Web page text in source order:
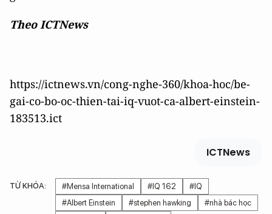
Theo ICTNews
https://ictnews.vn/cong-nghe-360/khoa-hoc/be-
gai-co-bo-oc-thien-tai-iq-vuot-ca-albert-einstein-
183513.ict
ICTNews
TỪ KHÓA: #Mensa International #IQ 162
#IQ
#Albert Einstein
#stephen hawking
#nhà bác học